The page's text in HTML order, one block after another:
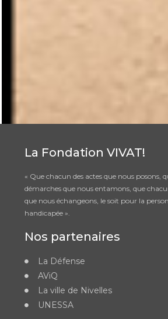
La Fondation VIVAT!
« Que chacun des actes que nous posons,
démarches que nous entamons, que
que nous échangeons, le soit pour la
handicapée ».
Nos partenaires
La Défense
AViQ
La ville de Nivelles
UNESSA